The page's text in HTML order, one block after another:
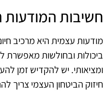
חשיבות
מודעות עצמית היא מרכיב
ביכולות ובחולשות מאפשרת
ומציאותי. יש להקדיש זמן
חיזוק הביטחון העצמי צריך